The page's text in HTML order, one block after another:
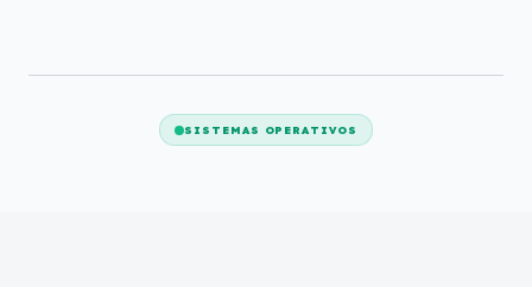
SISTEMAS OPERATIVOS